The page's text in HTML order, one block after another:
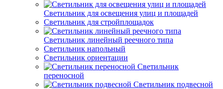
Светильник для освещения улиц и площадей
Светильник для стройплощадок
Светильник линейный реечного типа
Светильник напольный
Светильник ориентации
Светильник
переносной
Светильник подвесной